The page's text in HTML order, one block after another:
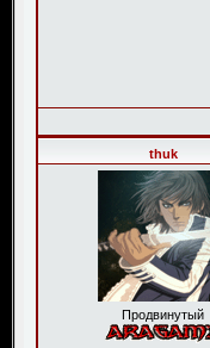
thuk
Продвинутый